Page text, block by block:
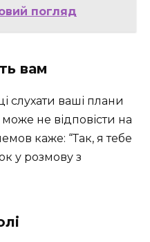
погляд
вам
слухати ваші плани
не відповісти на
каже: “Так, я тебе
у розмову з